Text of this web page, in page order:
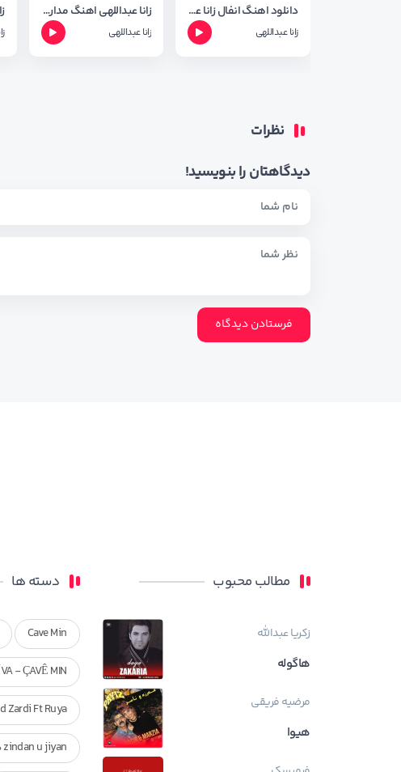
دانلود اهنگ انفال زانا عبداللهی
زانا عبداللهی
زانا عبداللهی اهنگ مدارا +متن وشعر
زانا عبداللهی
نظرات
دیدگاهتان را بنویسید!
مطالب محبوب
زکریا عبدالله
هاگوله
مرضیه فریقی
هیوا
دسته ها
Cave Min
- ÇAVÊ MIN
Zardi Ft Ruya
zindan u jiyan دانلود اهنگ